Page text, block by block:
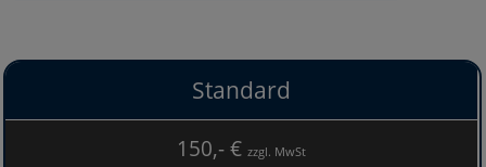
Standard
150,- € zzgl. MwSt